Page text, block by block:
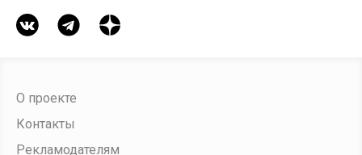
О проекте
Контакты
Рекламодателям